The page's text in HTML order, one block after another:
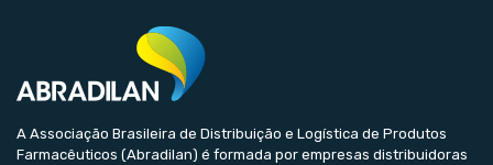
A Associação Brasileira de Distribuição e Logística de Produtos
Farmacêuticos (Abradilan) é formada por empresas distribuidoras